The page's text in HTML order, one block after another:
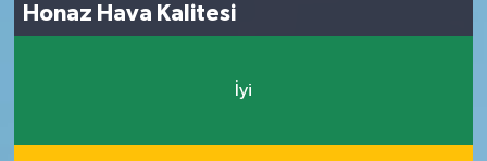
Honaz Hava Kalitesi
İyi